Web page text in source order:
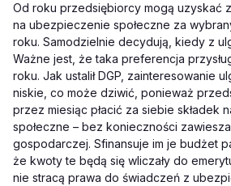
Od roku przedsiębiorcy mogą uzyskać
na ubezpieczenie społeczne za
roku. Samodzielnie decydują, kiedy z
Ważne jest, że taka preferencja
roku. Jak ustalił DGP, zainteresowanie
niskie, co może dziwić, ponieważ
przez miesiąc płacić za siebie składek
społeczne – bez konieczności
gospodarczej. Sfinansuje im je budżet
że kwoty te będą się wliczały do
nie stracą prawa do świadczeń z